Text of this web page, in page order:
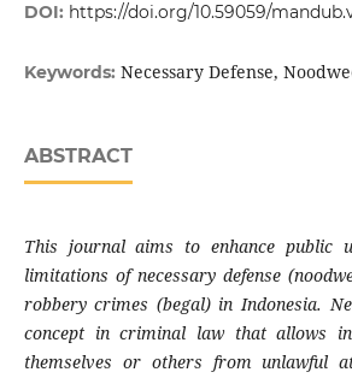
DOI: https://doi.org/10.59059/
Keywords: Necessary Defense,
ABSTRACT
This journal aims to enhance public
limitations of necessary defense
robbery crimes (begal) in Indonesia.
concept in criminal law that allows
themselves or others from unlawful